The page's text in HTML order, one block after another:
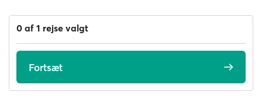
0 af 1 rejse valgt
Fortsæt